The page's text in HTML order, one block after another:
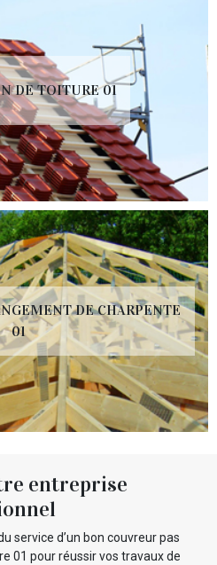
DE TOITURE 01
DE CHARPENTE
01
entreprise
service d’un bon couvreur pas
01 pour réussir vos travaux de